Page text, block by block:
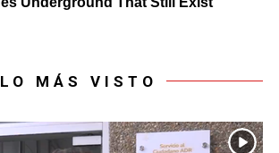
LO MÁS VISTO